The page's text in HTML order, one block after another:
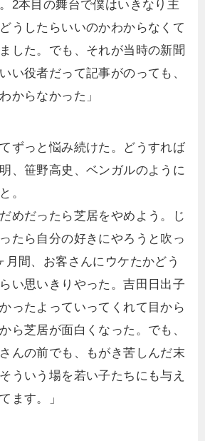
2本目の舞台で僕はいきなり主
うしたらいいのかわからなくて
した。でも、それが当時の新聞
い役者だって記事がのっても、
からなかった」
ずっと悩み続けた。どうすれば
、笹野高史、ベンガルのように
。
めだったら芝居をやめよう。じ
たら自分の好きにやろうと吹っ
月間、お客さんにウケたかどう
い思いきりやった。吉田日出子
ったよっていってくれて目から
ら芝居が面白くなった。でも、
んの前でも、もがき苦しんだ末
ういう場を若い子たちにも与え
ます。」